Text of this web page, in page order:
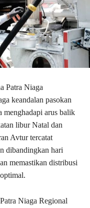
Patra Niaga
keandalan pasokan
menghadapi arus balik
libur Natal dan
Avtur tercatat
dibandingkan hari
memastikan distribusi
Niaga Regional